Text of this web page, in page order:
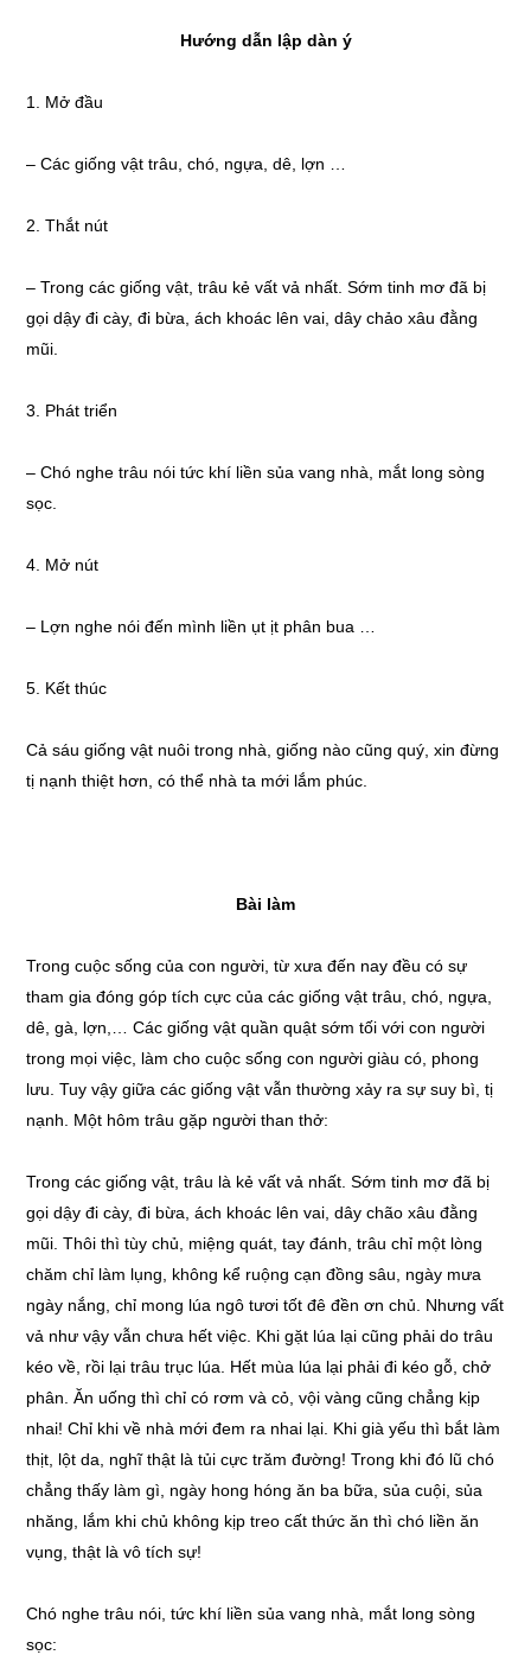
Hướng dẫn lập dàn ý
1. Mở đầu
– Các giống vật trâu, chó, ngựa, dê, lợn …
2. Thắt nút
– Trong các giống vật, trâu kẻ vất vả nhất. Sớm tinh mơ đã bị
gọi dậy đi cày, đi bừa, ách khoác lên vai, dây chảo xâu đằng
mũi.
3. Phát triển
– Chó nghe trâu nói tức khí liền sủa vang nhà, mắt long sòng
sọc.
4. Mở nút
– Lợn nghe nói đến mình liền ụt ịt phân bua …
5. Kết thúc
Cả sáu giống vật nuôi trong nhà, giống nào cũng quý, xin đừng
tị nạnh thiệt hơn, có thể nhà ta mới lắm phúc.
Bài làm
Trong cuộc sống của con người, từ xưa đến nay đều có sự
tham gia đóng góp tích cực của các giống vật trâu, chó, ngựa,
dê, gà, lợn,… Các giống vật quần quật sớm tối với con người
trong mọi việc, làm cho cuộc sống con người giàu có, phong
lưu. Tuy vậy giữa các giống vật vẫn thường xảy ra sự suy bì, tị
nạnh. Một hôm trâu gặp người than thở:
Trong các giống vật, trâu là kẻ vất vả nhất. Sớm tinh mơ đã bị
gọi dậy đi cày, đi bừa, ách khoác lên vai, dây chão xâu đằng
mũi. Thôi thì tùy chủ, miệng quát, tay đánh, trâu chỉ một lòng
chăm chỉ làm lụng, không kể ruộng cạn đồng sâu, ngày mưa
ngày nắng, chỉ mong lúa ngô tươi tốt đê đền ơn chủ. Nhưng vất
vả như vậy vẫn chưa hết việc. Khi gặt lúa lại cũng phải do trâu
kéo về, rồi lại trâu trục lúa. Hết mùa lúa lại phải đi kéo gỗ, chở
phân. Ăn uống thì chỉ có rơm và cỏ, vội vàng cũng chẳng kịp
nhai! Chỉ khi về nhà mới đem ra nhai lại. Khi già yếu thì bắt làm
thịt, lột da, nghĩ thật là tủi cực trăm đường! Trong khi đó lũ chó
chẳng thấy làm gì, ngày hong hóng ăn ba bữa, sủa cuội, sủa
nhăng, lắm khi chủ không kịp treo cất thức ăn thì chó liền ăn
vụng, thật là vô tích sự!
Chó nghe trâu nói, tức khí liền sủa vang nhà, mắt long sòng
sọc: